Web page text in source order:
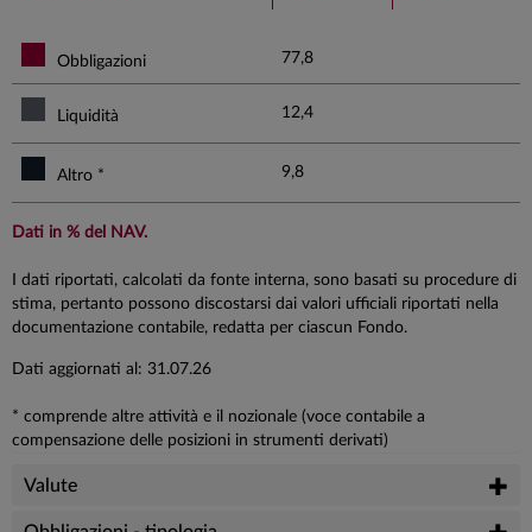
Obbligazioni 77,8
Liquidità 12,4
Altro * 9,8
Dati in % del NAV.
I dati riportati, calcolati da fonte interna, sono basati su procedure di
stima, pertanto possono discostarsi dai valori ufficiali riportati nella
documentazione contabile, redatta per ciascun Fondo.
Dati aggiornati al: 31.07.26
* comprende altre attività e il nozionale (voce contabile a
compensazione delle posizioni in strumenti derivati)
Valute